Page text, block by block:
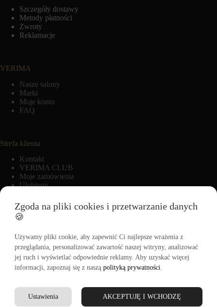
Szczegóły dostawy
Metody płatności
Zwroty
Reklamacje
VERIMA
Nasze salony
Marki
Moje konto
FAQ
Strefa klienta
Kontakt
VERIMA CLUB
Moje zamówienia
Ulubione
Informacje
Regulamin
Polityka zwrotów
Polityka cookies
Polityka prywatności
Regulamin Akcji Promocyjnej „-15% na pierwszy zakup”
Zgoda na pliki cookies i przetwarzanie danych
🍪
Używamy pliki cookie, aby zapewnić Ci najlepsze wrażenia z
przeglądania, personalizować zawartość naszej witryny, analizować
jej ruch i wyświetlać odpowiednie reklamy. Aby uzyskać więcej
informacji, zapoznaj się z naszą polityką prywatności.
AKCEPTUJĘ I WCHODZĘ
Ustawienia